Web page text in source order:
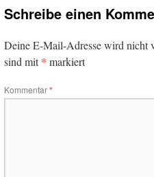
Schreibe einen
Deine E-Mail-Adresse wird nicht
sind mit* markiert
Kommentar*